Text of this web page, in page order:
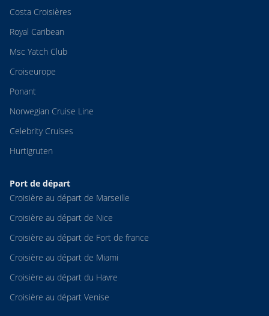
Costa Croisières
Royal Caribean
Msc Yatch Club
Croiseurope
Ponant
Norwegian Cruise Line
Celebrity Cruises
Hurtigruten
Port de départ
Croisière au départ de Marseille
Croisière au départ de Nice
Croisière au départ de Fort de france
Croisière au départ de Miami
Croisière au départ du Havre
Croisière au départ Venise